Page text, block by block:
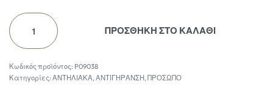
ΠΡΟΣΘΗΚΗ ΣΤΟ ΚΑΛΑΘΙ
P09038
Κατηγορίες: ΑΝΤΗΛΙΑΚΑ,ΑΝΤΙΓΗΡΑΝΣΗ, ΠΡΟΣΩΠΟ